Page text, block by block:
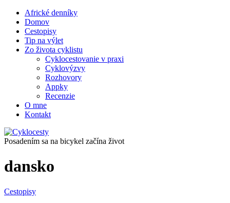
Africké denníky
Domov
Cestopisy
Tip na výlet
Zo života cyklistu
Cyklocestovanie v praxi
Cyklovýzvy
Rozhovory
Appky
Recenzie
O mne
Kontakt
Posadením sa na bicykel začína život
dansko
Cestopisy